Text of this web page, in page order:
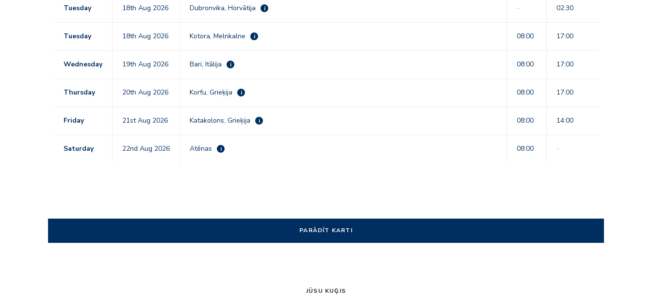
Tuesday 18th Aug 2026 Dubronvika, Horvātija i - 02:30
Tuesday 18th Aug 2026 Kotora, Melnkalne i 08:00 17:00
Wednesday 19th Aug 2026 Bari, Itālija i 08:00 17:00
Thursday 20th Aug 2026 Korfu, Grieķija i 08:00 17:00
Friday 21st Aug 2026 Katakolons, Grieķija i 08:00 14:00
Saturday 22nd Aug 2026 Atēnas i 08:00 -
PARĀDĪT KARTI
JŪSU KUĢIS